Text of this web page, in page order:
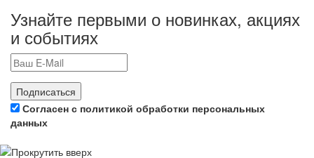
Узнайте первыми о новинках, акциях
и событиях
Подписаться
Согласен с политикой обработки персональных
данных